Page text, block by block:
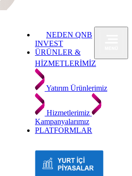
NEDEN QNB
INVEST
ÜRÜNLER &
HİZMETLERİMİZ
Yatırım Ürünlerimiz
Hizmetlerimiz
Kampanyalarımız
PLATFORMLAR